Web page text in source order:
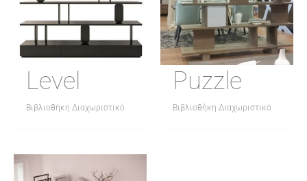
Level
Βιβλιοθήκη Διαχωριστικό
Puzzle
Βιβλιοθήκη Διαχωριστικό